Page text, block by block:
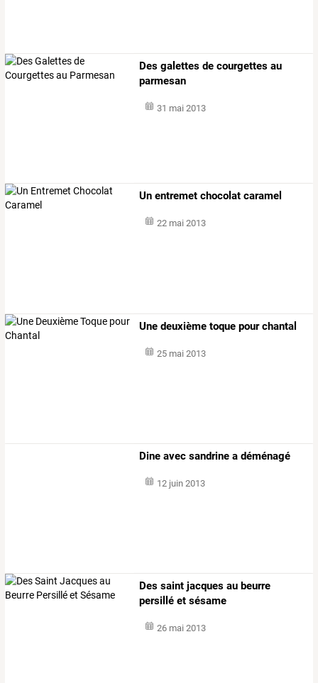
Des galettes de courgettes au
parmesan
31 mai 2013
Un entremet chocolat caramel
22 mai 2013
Une deuxième toque pour chantal
25 mai 2013
Dine avec sandrine a déménagé
12 juin 2013
Des saint jacques au beurre
persillé et sésame
26 mai 2013